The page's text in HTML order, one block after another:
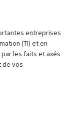
entreprises
(TI) et en
les faits et axés
de vos